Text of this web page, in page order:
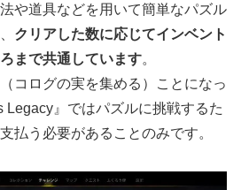
や道具などを用いて簡単なパズル
クリアした数に応じてインベント
まで共通しています。
コログの実を集める）ことになっ
Legacy』ではパズルに挑戦するた
払う必要があることのみです。